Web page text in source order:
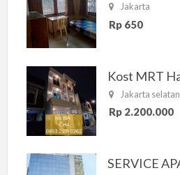
Jakarta
Rp 650
Jakarta selatan
Rp 2.200.000